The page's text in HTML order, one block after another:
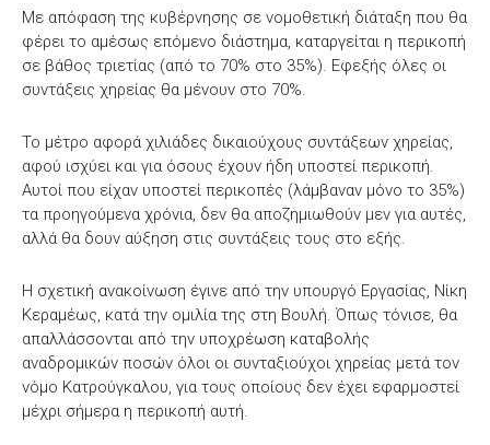
Με απόφαση της κυβέρνησης σε νομοθετική διάταξη που θα
φέρει το αμέσως επόμενο διάστημα, καταργείται η περικοπή
σε βάθος τριετίας (από το 70% στο 35%). Εφεξής όλες οι
συντάξεις χηρείας θα μένουν στο 70%.
Το μέτρο αφορά χιλιάδες δικαιούχους συντάξεων χηρείας,
αφού ισχύει και για όσους έχουν ήδη υποστεί περικοπή.
Αυτοί που είχαν υποστεί περικοπές (λάμβαναν μόνο το 35%)
τα προηγούμενα χρόνια, δεν θα αποζημιωθούν μεν για αυτές,
αλλά θα δουν αύξηση στις συντάξεις τους στο εξής.
Η σχετική ανακοίνωση έγινε από την υπουργό Εργασίας, Νίκη
Κεραμέως, κατά την ομιλία της στη Βουλή. Όπως τόνισε, θα
απαλλάσσονται από την υποχρέωση καταβολής
αναδρομικών ποσών όλοι οι συνταξιούχοι χηρείας μετά τον
νόμο Κατρούγκαλου, για τους οποίους δεν έχει εφαρμοστεί
μέχρι σήμερα η περικοπή αυτή.